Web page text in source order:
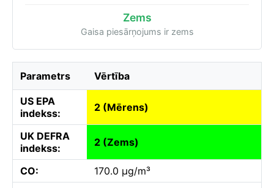
Zems
Gaisa piesārņojums ir zems
Parametrs Vērtība
US EPA
indekss:
2 (Mērens)
UK DEFRA
indekss:
2 (Zems)
CO:
170.0 µg/m³